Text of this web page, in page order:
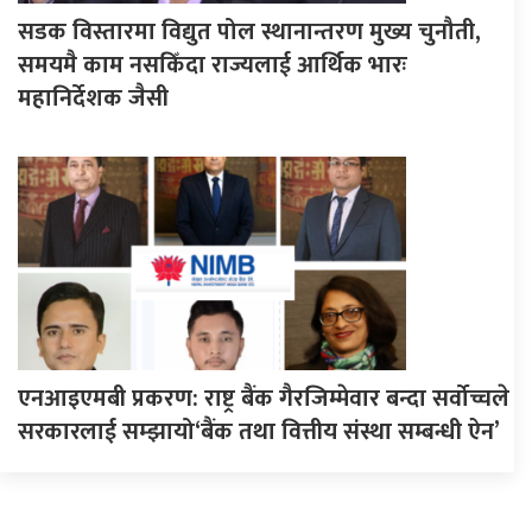
सडक विस्तारमा विद्युत पोल स्थानान्तरण मुख्य चुनौती,
समयमै काम नसकिँदा राज्यलाई आर्थिक भारः
महानिर्देशक जैसी
एनआइएमबी प्रकरण: राष्ट्र बैंक गैरजिम्मेवार बन्दा सर्वोच्चले
सरकारलाई सम्झायो‘बैंक तथा वित्तीय संस्था सम्बन्धी ऐन’